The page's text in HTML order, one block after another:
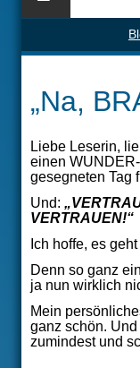
„Na,
Liebe Leserin,
einen
gesegneten Tag
Und:
VERTRAUEN!“
Ich hoffe, es
Denn so ganz
ja nun wirklich
Mein
ganz schön.
zumindest und